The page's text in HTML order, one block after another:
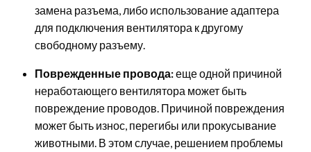
замена разъема, либо использование адаптера
для подключения вентилятора к другому
свободному разъему.
Поврежденные провода:еще одной причиной
неработающего вентилятора может быть
повреждение проводов. Причиной повреждения
может быть износ, перегибы или прокусывание
животными. В этом случае, решением проблемы